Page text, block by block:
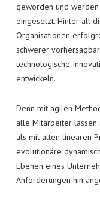
geworden und
eingesetzt. Hinter all
Organisationen
schwerer
technologische
entwickeln.
Denn mit agilen
alle Mitarbeiter lassen
als mit alten linearen
evolutionäre
Ebenen eines
Anforderungen hin